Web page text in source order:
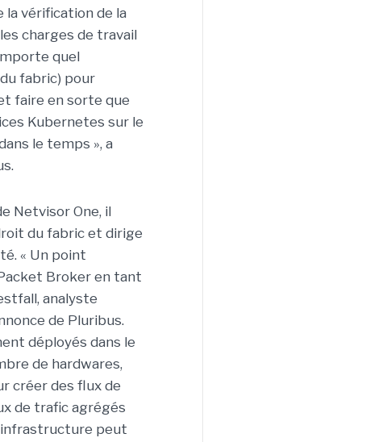
la vérification de la
charges de travail
quel
fabric) pour
faire en sorte que
Kubernetes sur le
le temps », a
Netvisor One, il
du fabric et dirige
« Un point
Broker en tant
analyste
de Pluribus.
déployés dans le
de hardwares,
créer des flux de
de trafic agrégés
infrastructure peut